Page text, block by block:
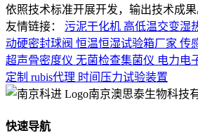
依照技术标准开展开发，输出技术成果
友情链接：
污泥干化机 高低温交变湿
动硬密封球阀 恒温恒湿试验箱厂家 传
超声骨密度仪 无菌检查集菌仪 电力电
定制 rubis代理 时间压力试验装置
南京澳思泰生物科技
快速导航